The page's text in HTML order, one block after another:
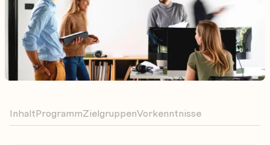
InhaltProgrammZielgruppenVorkenntnisse